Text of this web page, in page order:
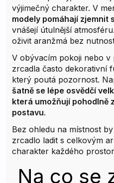
výjimečný charakter. V
modely pomáhají zjemnit
vnášejí útulnější
oživit aranžmá bez
V obývacím pokoji nebo v
zrcadla často dekorativní
který poutá pozornost.
šatně se lépe osvědčí
která umožňují pohodlně
postavu.
Bez ohledu na místnost
zrcadlo ladit s celkovým
charakter každého
Na co se